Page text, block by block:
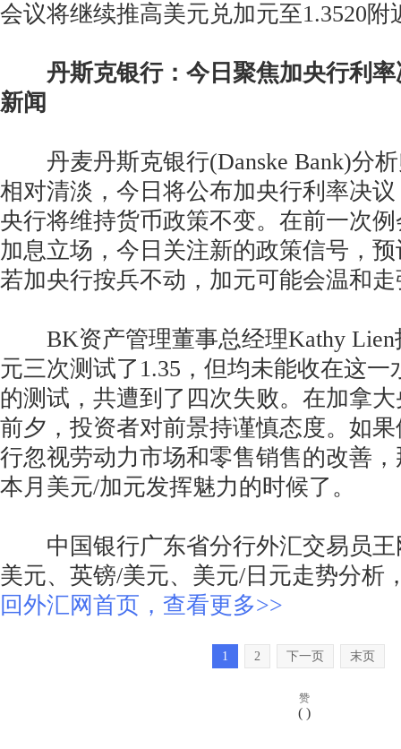
会议将继续推高美元兑加元至1.3520附
丹斯克银行：今日聚焦加央行利
新闻
丹麦丹斯克银行(Danske Bank)分析
相对清淡，今日将公布加央行利率决
央行将维持货币政策不变。在前一次
加息立场，今日关注新的政策信号，
若加央行按兵不动，加元可能会温和
BK资产管理董事总经理Kathy Lien
元三次测试了1.35，但均未能收在这一
的测试，共遭到了四次失败。在加拿
前夕，投资者对前景持谨慎态度。如
行忽视劳动力市场和零售销售的改善
本月美元/加元发挥魅力的时候了。
中国银行广东省分行外汇交易员王
美元、英镑/美元、美元/日元走势分析
回外汇网首页，查看更多>>
1 2 下一页 末页
赞
( )